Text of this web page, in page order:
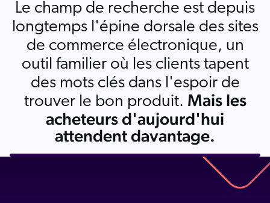
Salesforce
SAP
Shopify
AWS
Sitecore
Le champ de recherche est depuis
longtemps l'épine dorsale des sites
de commerce électronique, un
outil familier où les clients tapent
des mots clés dans l'espoir de
trouver le bon produit. Mais les
acheteurs d'aujourd'hui
attendent davantage.
version
Télécharger
le PDF ici